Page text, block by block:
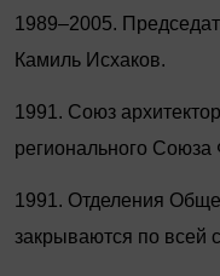
1989–2005.
Камиль Исхаков.
1991. Союз
регионального Союза
1991. Отделения
закрываются по всей